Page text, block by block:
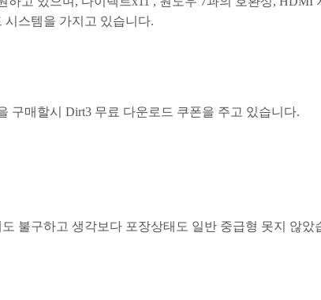
시스템을 가지고 있습니다.
구매할시 Dirt3 무료 다운로드 쿠폰을 주고 있습니다.
도 불구하고 생각보다 포장상태도 일반 중급형 못지 않았